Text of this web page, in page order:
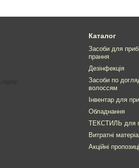
Каталог
Засоби для
прання
Дезінфекція
Засоби по
волоссям
Інвентар для
Обладнання
ТЕКСТИЛЬ для
Витратні
Акційні